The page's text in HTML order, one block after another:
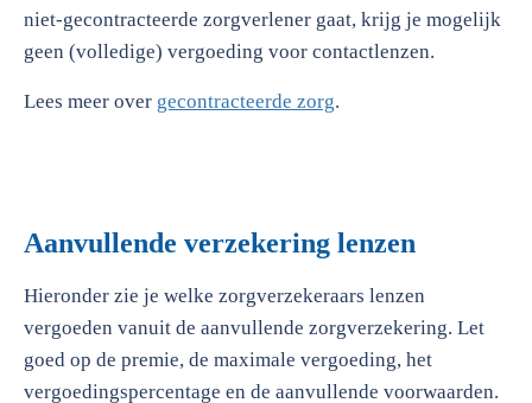
niet-gecontracteerde zorgverlener gaat, krijg je mogelijk
geen (volledige) vergoeding voor contactlenzen.
Lees meer over gecontracteerde zorg.
Aanvullende verzekering lenzen
Hieronder zie je welke zorgverzekeraars lenzen
vergoeden vanuit de aanvullende zorgverzekering. Let
goed op de premie, de maximale vergoeding, het
vergoedingspercentage en de aanvullende voorwaarden.